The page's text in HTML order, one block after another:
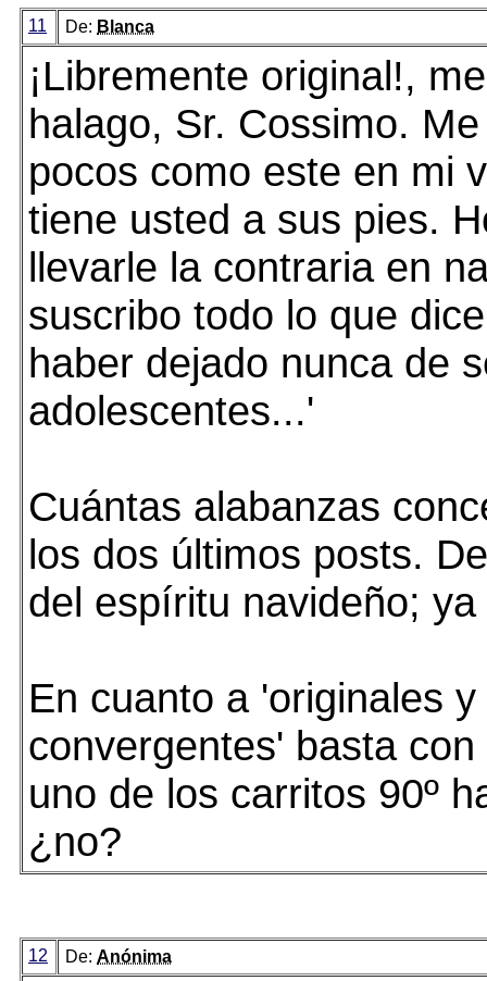
11 De: Blanca
¡Libremente original!,
halago, Sr. Cossimo.
pocos como este en mi
tiene usted a sus pies.
llevarle la contraria en
suscribo todo lo que
haber dejado nunca de
adolescentes...'
Cuántas alabanzas
los dos últimos posts.
del espíritu navideño;
En cuanto a 'originales y
convergentes' basta
uno de los carritos 90º
¿no?
12 De: Anónima